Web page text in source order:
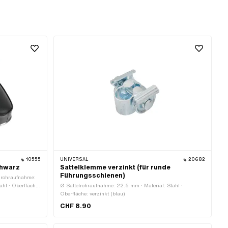
10555
· Oberfläche:
UNIVERSAL 20682
Sattelklemme verzinkt (für runde
Führungsschienen)
Ø Sattelrohraufnahme: 22.5 mm · Material: Stahl ·
Oberfläche: verzinkt (blau)
CHF 8.90